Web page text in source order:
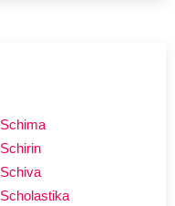
Schima
Schirin
Schiva
Scholastika